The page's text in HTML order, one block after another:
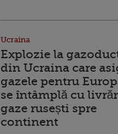
Ucraina
Explozie la
din Ucraina care
gazele pentru
se întâmplă cu
gaze rusești spre
continent